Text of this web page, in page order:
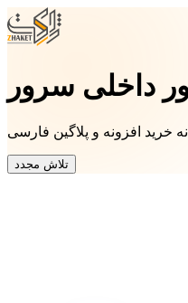
داخلی سرور
خرید افزونه و پلاگین فارسی
تلاش مجدد